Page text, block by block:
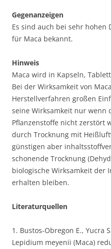
Gegenanzeigen
Es sind auch bei sehr hohen
für Maca bekannt.
Hinweis
Maca wird in Kapseln,
Bei der Wirksamkeit von
Herstellverfahren großen
seine Wirksamkeit nur wenn
Pflanzenstoffe nicht zerstört
durch Trocknung mit
günstigen aber
schonende Trocknung
biologische Wirksamkeit der
erhalten bleiben.
Literaturquellen
1. Bustos-Obregon E., Yucra
Lepidium meyenii (Maca)